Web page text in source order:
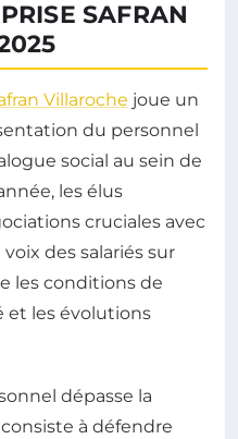
SAFRAN
Villaroche joue un
du personnel
social au sein de
les élus
cruciales avec
des salariés sur
les conditions de
et les évolutions
dépasse la
à défendre